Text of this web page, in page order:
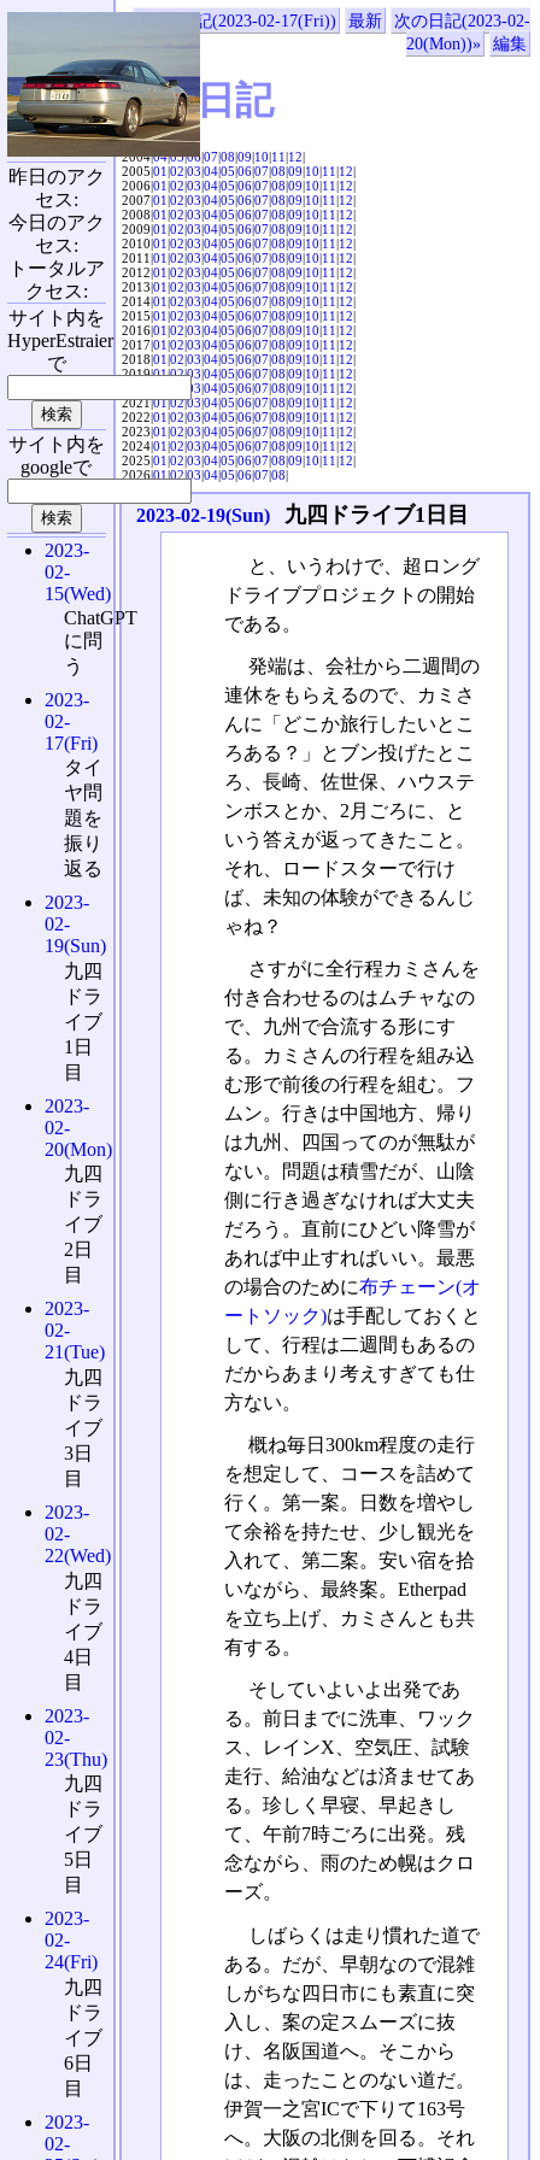
«前の日記(2023-02-17(Fri)) 最新
次の日記(2023-02-
20(Mon))»
編集
SVX日記
2004|04|05|06|07|08|09|10|11|12|
2005|01|02|03|04|05|06|07|08|09|10|11|12|
2006|01|02|03|04|05|06|07|08|09|10|11|12|
2007|01|02|03|04|05|06|07|08|09|10|11|12|
2008|01|02|03|04|05|06|07|08|09|10|11|12|
2009|01|02|03|04|05|06|07|08|09|10|11|12|
2010|01|02|03|04|05|06|07|08|09|10|11|12|
2011|01|02|03|04|05|06|07|08|09|10|11|12|
2012|01|02|03|04|05|06|07|08|09|10|11|12|
2013|01|02|03|04|05|06|07|08|09|10|11|12|
2014|01|02|03|04|05|06|07|08|09|10|11|12|
2015|01|02|03|04|05|06|07|08|09|10|11|12|
2016|01|02|03|04|05|06|07|08|09|10|11|12|
2017|01|02|03|04|05|06|07|08|09|10|11|12|
2018|01|02|03|04|05|06|07|08|09|10|11|12|
2019|01|02|03|04|05|06|07|08|09|10|11|12|
03|04|05|06|07|08|09|10|11|12|
2021|01|02|03|04|05|06|07|08|09|10|11|12|
2022|01|02|03|04|05|06|07|08|09|10|11|12|
2023|01|02|03|04|05|06|07|08|09|10|11|12|
2024|01|02|03|04|05|06|07|08|09|10|11|12|
2025|01|02|03|04|05|06|07|08|09|10|11|12|
2026|01|02|03|04|05|06|07|08|
2023-02-19(Sun) 九四ドライブ1日目
と、いうわけで、超ロング
ドライブプロジェクトの開始
である。
発端は、会社から二週間の
連休をもらえるので、カミさ
んに「どこか旅行したいとこ
ろある？」とブン投げたとこ
ろ、長崎、佐世保、ハウステ
ンボスとか、2月ごろに、と
いう答えが返ってきたこと。
それ、ロードスターで行け
ば、未知の体験ができるんじ
ゃね？
さすがに全行程カミさんを
付き合わせるのはムチャなの
で、九州で合流する形にす
る。カミさんの行程を組み込
む形で前後の行程を組む。フ
ムン。行きは中国地方、帰り
は九州、四国ってのが無駄が
ない。問題は積雪だが、山陰
側に行き過ぎなければ大丈夫
だろう。直前にひどい降雪が
あれば中止すればいい。最悪
の場合のために布チェーン(オ
ートソック)は手配しておくと
して、行程は二週間もあるの
だからあまり考えすぎても仕
方ない。
概ね毎日300km程度の走行
を想定して、コースを詰めて
行く。第一案。日数を増やし
て余裕を持たせ、少し観光を
入れて、第二案。安い宿を拾
いながら、最終案。Etherpad
を立ち上げ、カミさんとも共
有する。
そしていよいよ出発であ
る。前日までに洗車、ワック
ス、レインX、空気圧、試験
走行、給油などは済ませてあ
る。珍しく早寝、早起きし
て、午前7時ごろに出発。残
念ながら、雨のため幌はクロ
ーズ。
しばらくは走り慣れた道で
ある。だが、早朝なので混雑
しがちな四日市にも素直に突
入し、案の定スムーズに抜
け、名阪国道へ。そこから
は、走ったことのない道だ。
伊賀一之宮ICで下りて163号
へ。大阪の北側を回る。それ
昨日のアク
セス:
今日のアク
セス:
トータルア
クセス:
サイト内を
HyperEstraier
で
サイト内を
googleで
2023-
02-
15(Wed)
ChatGPT
に問
う
2023-
02-
17(Fri)
タイ
ヤ問
題を
振り
返る
2023-
02-
19(Sun)
九四
ドラ
イブ
1日
目
2023-
02-
20(Mon)
九四
ドラ
イブ
2日
目
2023-
02-
21(Tue)
九四
ドラ
イブ
3日
目
2023-
02-
22(Wed)
九四
ドラ
イブ
4日
目
2023-
02-
23(Thu)
九四
ドラ
イブ
5日
目
2023-
02-
24(Fri)
九四
ドラ
イブ
6日
目
2023-
02-